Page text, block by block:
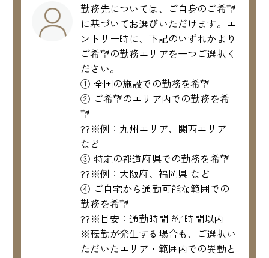
勤務先については、ご自身のご希望
に基づいてお選びいただけます。エ
ントリー時に、下記のいずれかより
ご希望の勤務エリアを一つご選択く
ださい。
① 全国の施設での勤務を希望
② ご希望のエリア内での勤務を希
望
??※例：九州エリア、関西エリア
など
③ 特定の都道府県での勤務を希望
??※例：大阪府、福岡県 など
④ ご自宅から通勤可能な範囲での
勤務を希望
??※目安：通勤時間 約1時間以内
※転勤が発生する場合も、ご選択い
ただいたエリア・範囲内での異動と